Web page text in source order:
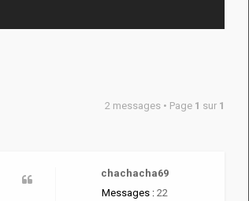
2 messages • Page 1 sur 1
chachacha69
Messages : 22